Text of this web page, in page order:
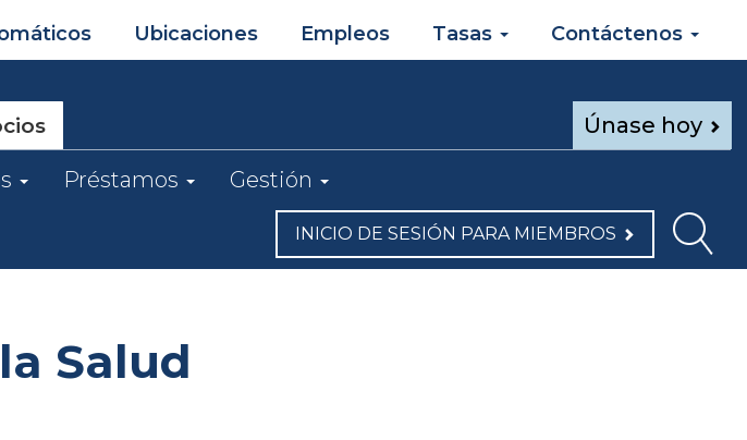
Ubicaciones Empleos Tasas Contáctenos
Únase hoy
Préstamos Gestión
INICIO DE SESIÓN PARA MIEMBROS
Salud